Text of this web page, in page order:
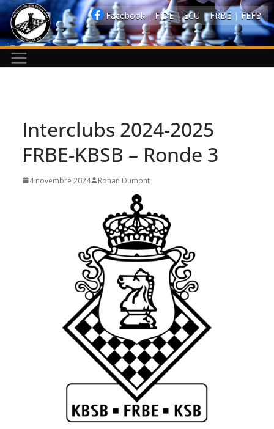
Passer
au
contenu
Interclubs 2024-2025
FRBE-KBSB – Ronde 3
4 novembre 2024 Ronan Dumont
Facebook| FIDE| ECU | FRBE | FEFB